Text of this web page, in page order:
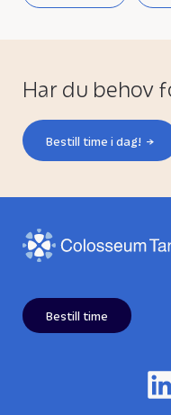
Har du behov
Bestill time i dag!
Bestill time